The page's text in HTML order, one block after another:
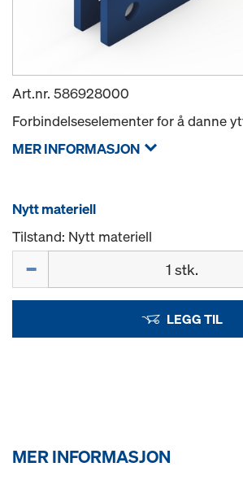
Art.nr. 586928000
Forbindelseselementer for å danne
MER INFORMASJON
Nytt materiell
Tilstand: Nytt materiell
LEGG TIL
MER INFORMASJON